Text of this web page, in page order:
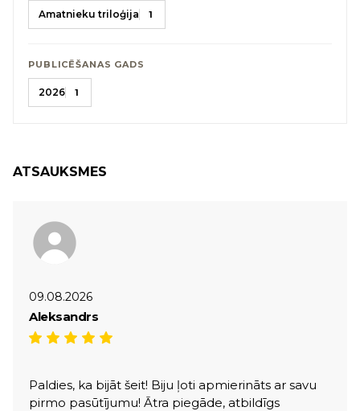
Amatnieku triloģija 1
PUBLICĒŠANAS GADS
2026 1
ATSAUKSMES
09.08.2026
Aleksandrs
Paldies, ka bijāt šeit! Biju ļoti apmierināts ar savu
pirmo pasūtījumu! Ātra piegāde, atbildīgs